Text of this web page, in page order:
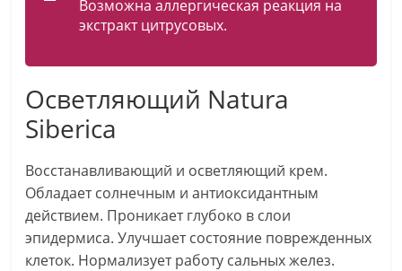
Возможна аллергическая реакция на
экстракт цитрусовых.
Осветляющий Natura
Siberica
Восстанавливающий и осветляющий крем.
Обладает солнечным и антиоксидантным
действием. Проникает глубоко в слои
эпидермиса. Улучшает состояние поврежденных
клеток. Нормализует работу сальных желез.